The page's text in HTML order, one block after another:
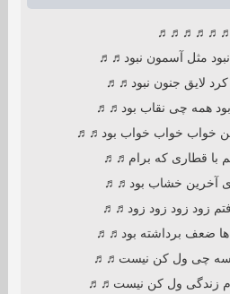
مثل آسمون نبود♬♬
کرد لایق جنون نبود♬♬
همه چی نقاب بود♬♬
خواب خواب خواب بود♬♬
با قطاری که برام♬♬
ی آخرین خشاب بود♬♬
زود زود زود زود♬♬
ها ضعف برداشته بود♬♬
واسه چی ول کن نیست♬♬
زندگی ول کن نیست♬♬